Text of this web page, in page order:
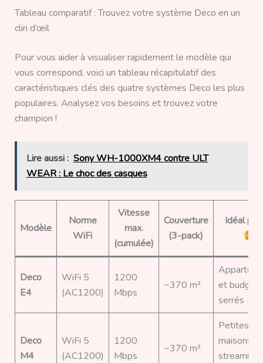
Tableau comparatif : Trouvez votre système Deco en un
clin d’œil
Pour vous aider à visualiser rapidement le modèle qui
vous correspond, voici un tableau récapitulatif des
caractéristiques clés des quatre systèmes Deco les plus
populaires. Analysez vos besoins et trouvez votre
champion !
Lire aussi : Sony WH-1000XM4 contre ULT
WEAR : Le choc des casques
Modèle
Norme
WiFi
Vitesse
max.
(cumulée)
Couverture
(3-pack)
Idéal
Deco
E4
WiFi 5
(AC1200)
1200
Mbps
~370 m²
et budgets
serrés
Deco
M4
WiFi 5
(AC1200)
1200
Mbps
~370 m²
Petites
maisons,
streaming